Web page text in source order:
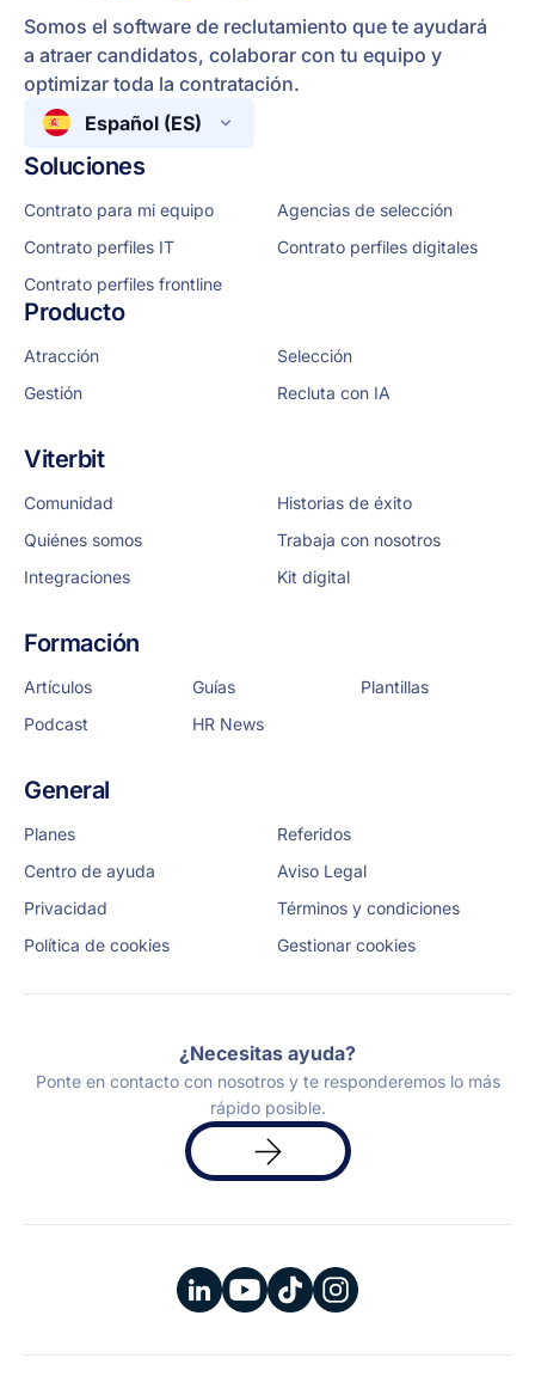
Somos el software de reclutamiento que te ayudará
a atraer candidatos, colaborar con tu equipo y
optimizar toda la contratación.
Español (ES)
Soluciones
Contrato para mi equipo
Agencias de selección
Contrato perfiles IT
Contrato perfiles digitales
Contrato perfiles frontline
Producto
Atracción
Selección
Gestión
Recluta con IA
Viterbit
Comunidad
Historias de éxito
Quiénes somos
Trabaja con nosotros
Integraciones
Kit digital
Formación
Artículos Guías
Plantillas
Podcast
HR News
General
Planes
Referidos
Centro de ayuda
Aviso Legal
Privacidad
Términos y condiciones
Política de cookies
Gestionar cookies
¿Necesitas ayuda?
Ponte en contacto con nosotros y te responderemos lo más
rápido posible.
Solicita
una
demo